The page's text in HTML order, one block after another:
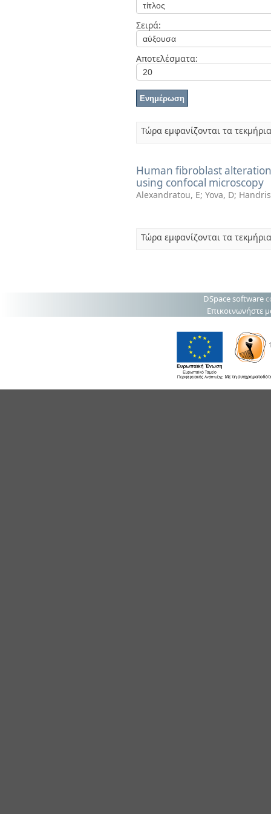
Σειρά:
Αποτελέσματα:
Τώρα εμφανίζονται τα
Human fibroblast
using confocal microscopy
Alexandratou, E; Yova, D;
Τώρα εμφανίζονται τα
DSpace software
Επικοινωνήστε